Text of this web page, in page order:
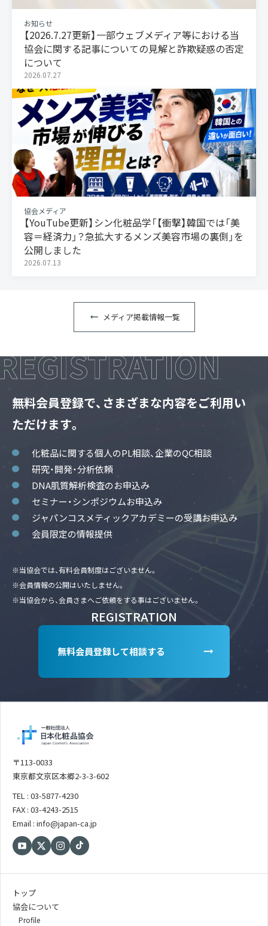
お知らせ
【2026.7.27更新】一部ウェブメディア等における当
協会に関する記事についての見解と詐欺疑惑の否定
について
2026.07.27
協会メディア
【YouTube更新】シン化粧品学「【衝撃】韓国では「美
容＝経済力」？急拡大するメンズ美容市場の裏側」を
公開しました
2026.07.13
メディア掲載情報一覧
無料会員登録で、さまざまな内容をご利用い
ただけます。
化粧品に関する個人のPL相談、企業のQC相談
研究・開発・分析依頼
DNA肌質解析検査のお申込み
セミナー・シンポジウムお申込み
ジャパンコスメティックアカデミーの受講お申込み
会員限定の情報提供
※当協会では、有料会員制度はございません。
※会員情報の公開はいたしません。
※当協会から、会員さまへご依頼をする事はございません。
REGISTRATION
無料会員登録して相談する
〒113-0033
東京都文京区本郷2-3-3-602
TEL : 03-5877-4230
FAX : 03-4243-2515
Email : info@japan-ca.jp
トップ
協会について
Profile